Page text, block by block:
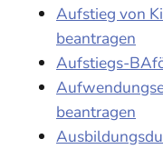
Aufstieg von
beantragen
Aufstiegs-
beantragen